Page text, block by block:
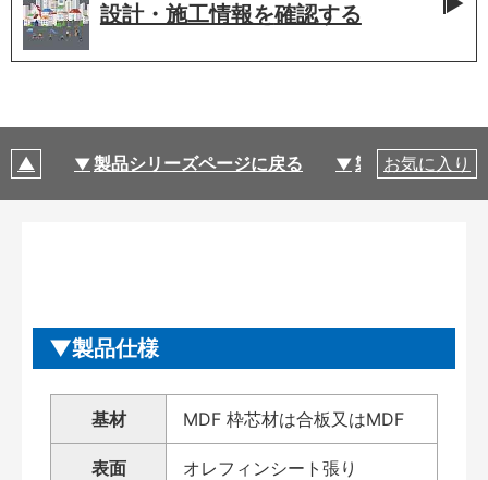
設計・施工情報を確認する
製品シリーズページに戻る 製品仕様
お気に入り
製品仕様
基材 MDF 枠芯材は合板又はMDF
表面 オレフィンシート張り